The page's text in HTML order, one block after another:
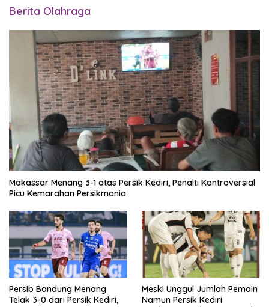
Berita Olahraga
Makassar Menang 3-1 atas Persik Kediri, Penalti Kontroversial
Picu Kemarahan Persikmania
Persib Bandung Menang
Telak 3-0 dari Persik Kediri,
Meski Unggul Jumlah Pemain
Namun Persik Kediri